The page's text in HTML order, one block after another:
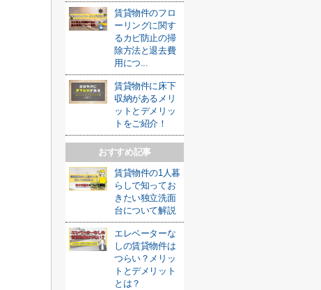
賃貸物件のフロ
ーリングに関す
るカビ防止の掃
除方法と退去費
用につ...
賃貸物件に床下
収納があるメリ
ットとデメリッ
トをご紹介！
おすすめ記事
賃貸物件の1人暮
らしで知ってお
きたい独立洗面
台について解説
エレベーターな
しの賃貸物件は
つらい？メリッ
トとデメリット
とは？